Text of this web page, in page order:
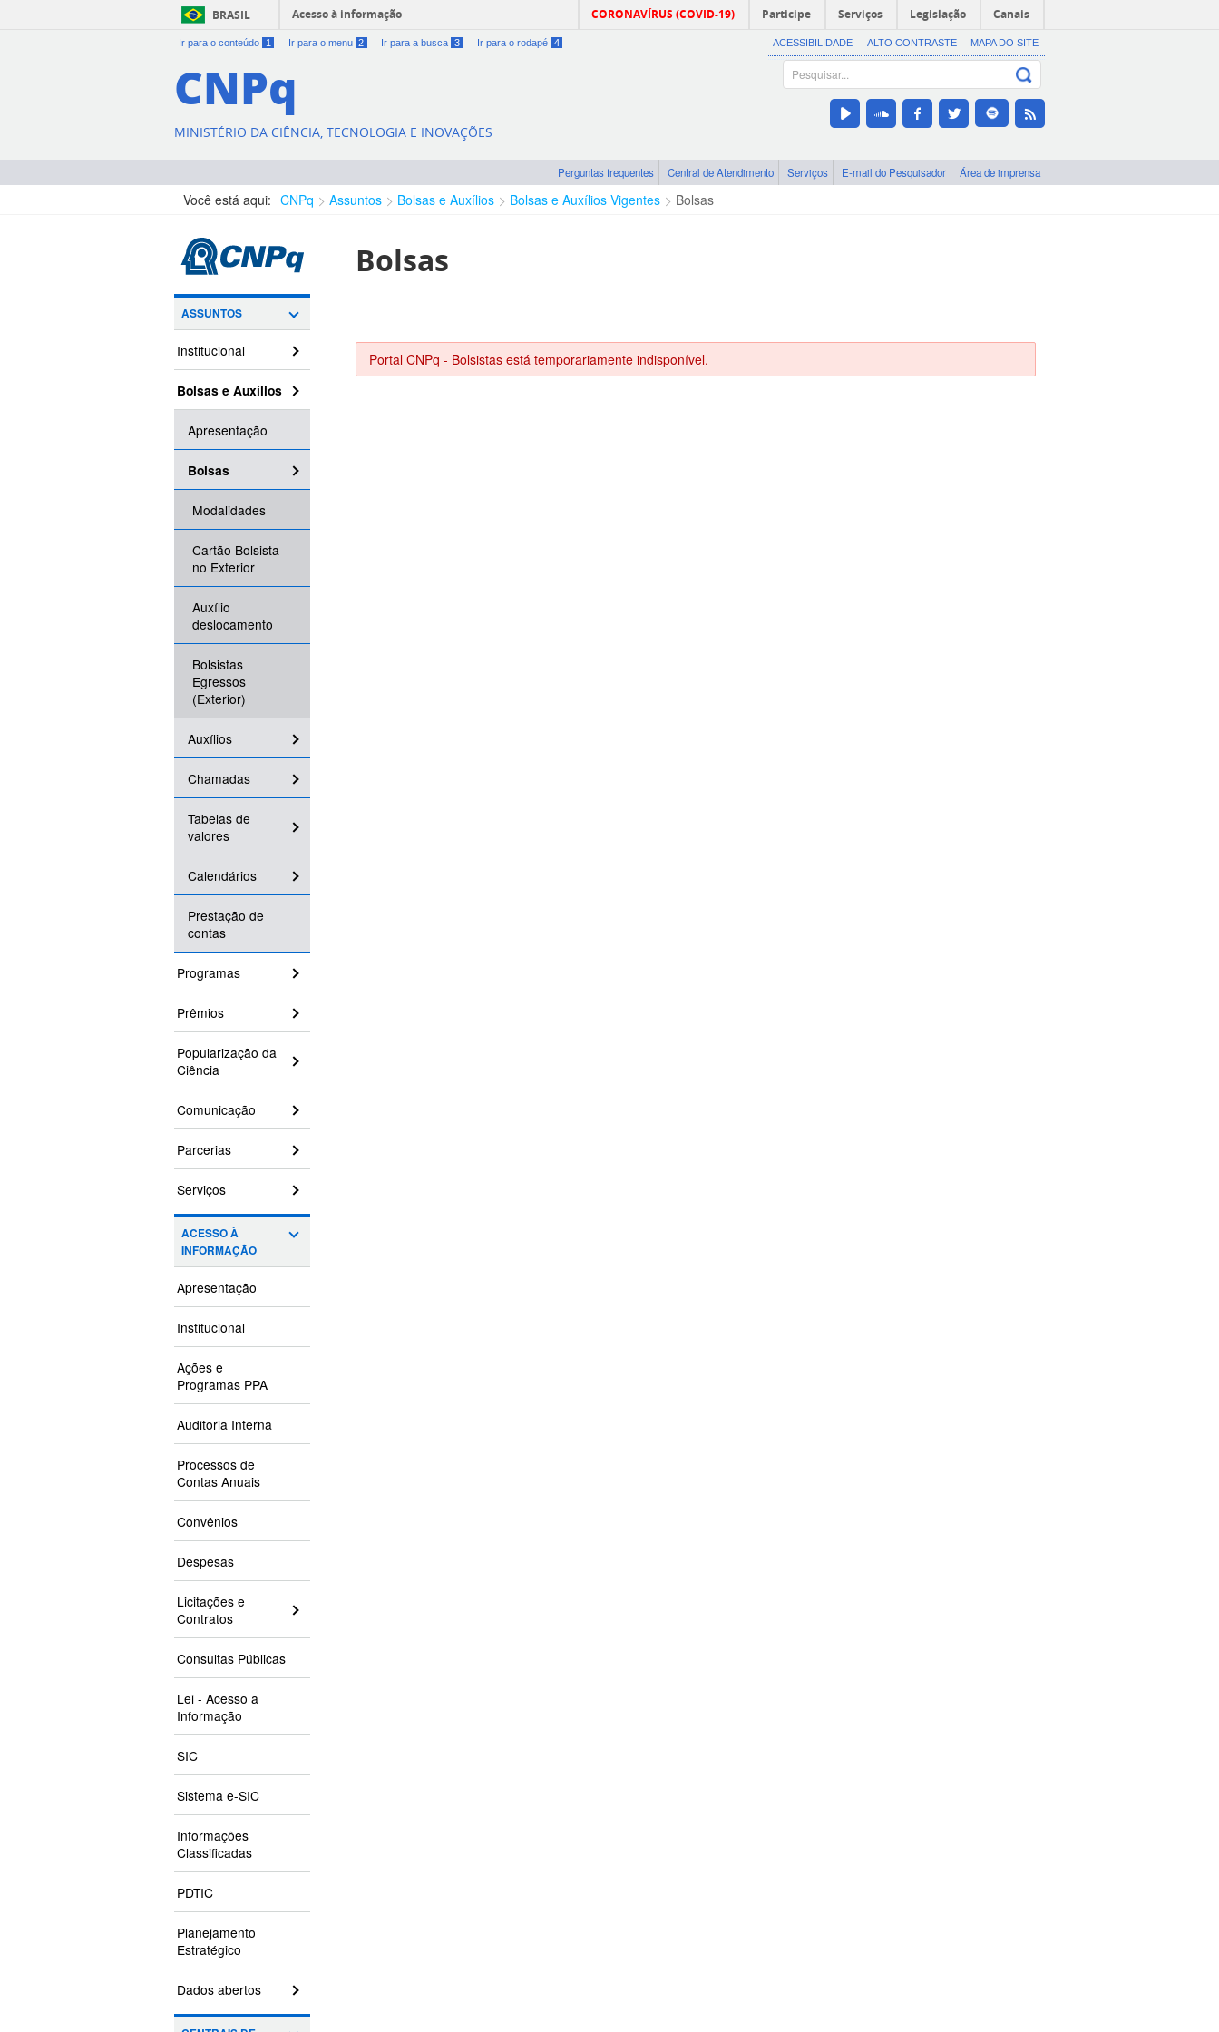
BRASIL Acesso à informação CORONAVÍRUS (COVID-19) Participe Serviços Legislação Canais
Ir para o conteúdo 1 Ir para o menu 2 Ir para a busca 3 Ir para o rodapé 4 ACESSIBILIDADE ALTO CONTRASTE MAPA DO SITE
CNPq
MINISTÉRIO DA CIÊNCIA, TECNOLOGIA E INOVAÇÕES
Perguntas frequentes Central de Atendimento Serviços E-mail do Pesquisador Área de imprensa
Você está aqui: CNPq Assuntos Bolsas e Auxílios Bolsas e Auxílios Vigentes Bolsas
ASSUNTOS
Institucional
Bolsas e Auxílios
Apresentação
Bolsas
Modalidades
Cartão Bolsista
no Exterior
Auxílio
deslocamento
Bolsistas
Egressos
(Exterior)
Auxílios
Chamadas
Tabelas de
valores
Calendários
Prestação de
contas
Programas
Prêmios
Popularização da
Ciência
Comunicação
Parcerias
Serviços
ACESSO À
INFORMAÇÃO
Apresentação
Institucional
Ações e
Programas PPA
Auditoria Interna
Processos de
Contas Anuais
Convênios
Despesas
Licitações e
Contratos
Consultas Públicas
Lei - Acesso a
Informação
SIC
Sistema e-SIC
Informações
Classificadas
PDTIC
Planejamento
Estratégico
Dados abertos
Bolsas
Portal CNPq - Bolsistas está temporariamente indisponível.